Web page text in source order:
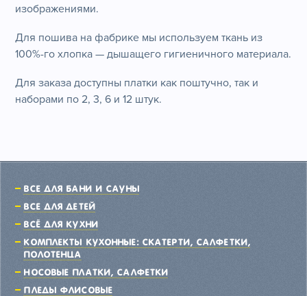
изображениями.
Для пошива на фабрике мы используем ткань из
100%-го хлопка — дышащего гигиеничного материала.
Для заказа доступны платки как поштучно, так и
наборами по 2, 3, 6 и 12 штук.
Все для бани и сауны
Все для детей
Всё для кухни
Комплекты кухонные: скатерти, салфетки,
полотенца
Носовые платки, салфетки
Пледы флисовые